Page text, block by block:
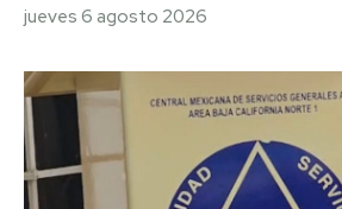
jueves 6 agosto 2026